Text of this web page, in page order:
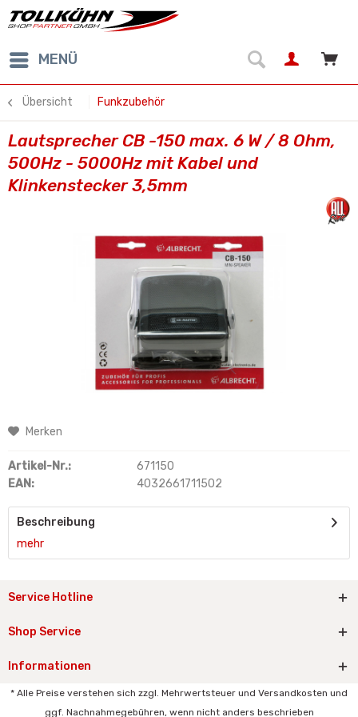
MENÜ
Übersicht Funkzubehör
Lautsprecher CB -150 max. 6 W / 8 Ohm,
500Hz - 5000Hz mit Kabel und
Klinkenstecker 3,5mm
Merken
Artikel-Nr.:
671150
EAN:
4032661711502
Beschreibung
mehr
Service Hotline
Shop Service
Informationen
* Alle Preise verstehen sich zzgl. Mehrwertsteuer und Versandkosten und
ggf. Nachnahmegebühren, wenn nicht anders beschrieben